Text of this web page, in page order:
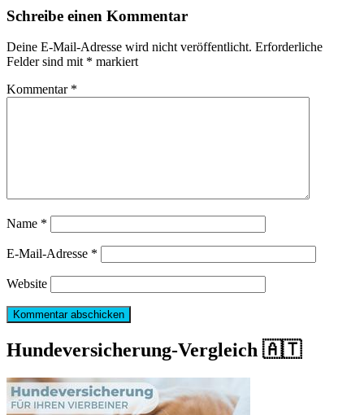
Schreibe einen Kommentar
Deine E-Mail-Adresse wird nicht veröffentlicht. Erforderliche
Felder sind mit * markiert
Kommentar *
Name *
E-Mail-Adresse *
Website
Hundeversicherung-Vergleich 🇦🇹